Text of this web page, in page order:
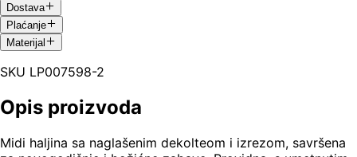
Dostava
Plaćanje
Materijal
SKU LP007598-2
Opis proizvoda
Midi haljina sa naglašenim dekolteom i izrezom, savršena